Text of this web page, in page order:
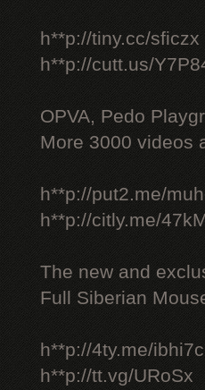
h**p://tiny.cc/sficzx
h**p://cutt.us/
OPVA, Pedo
More 3000 videos
h**p://put2.me/
h**p://citly.me/
The new and
Full Siberian
h**p://4ty.me/ibhi7c
h**p://tt.vg/URoSx